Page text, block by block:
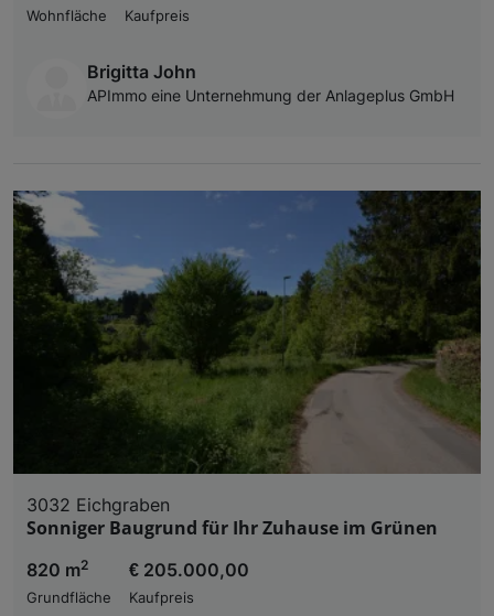
Wohnfläche
Kaufpreis
Brigitta John
APImmo eine Unternehmung der Anlageplus GmbH
3032 Eichgraben
Sonniger Baugrund für Ihr Zuhause im Grünen
820 m2
Grundfläche
€ 205.000,00
Kaufpreis